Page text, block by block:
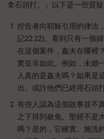
拿石頭打。」以下是一些質
控告者向耶穌引用的律法
記22:22)。看到只有一個
在這個案件，姦夫在哪裡
實並非如此。例如，未婚
人真的是姦夫嗎？如果是
出。或許他們已經用石頭
有些人認為這個故事並不
之下得到赦免。聖經不是
嗎？是的，它確實。施洗